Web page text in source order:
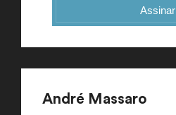
Assinar
André Massaro